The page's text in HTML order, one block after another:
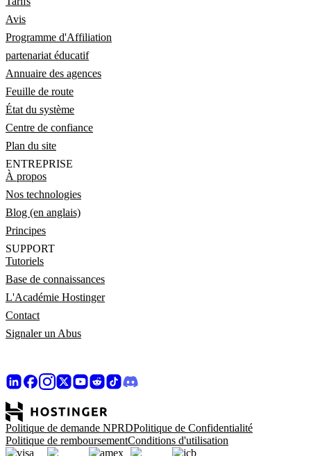
Avis
Programme d'Affiliation
partenariat éducatif
Annuaire des agences
Feuille de route
État du système
Centre de confiance
Plan du site
ENTREPRISE
À propos
Nos technologies
Blog (en anglais)
Principes
SUPPORT
Tutoriels
Base de connaissances
L'Académie Hostinger
Contact
Signaler un Abus
Politique de demande NPRDPolitique de Confidentialité
Politique de remboursementConditions d'utilisation